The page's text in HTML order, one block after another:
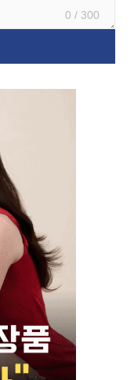
0 / 300